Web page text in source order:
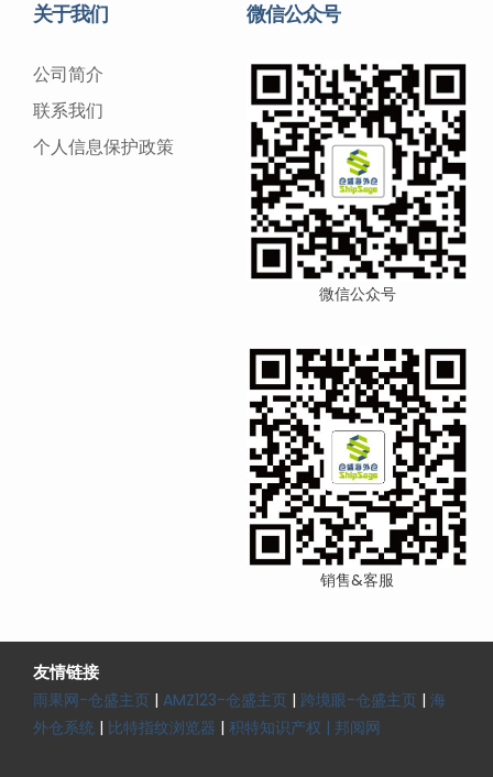
关于我们
公司简介
联系我们
个人信息保护政策
微信公众号
微信公众号
销售&客服
友情链接
雨果网-仓盛主页 | AMZ123-仓盛主页 | 跨境眼-仓盛主页 | 海
外仓系统 | 比特指纹浏览器 | 积特知识产权 | 邦阅网